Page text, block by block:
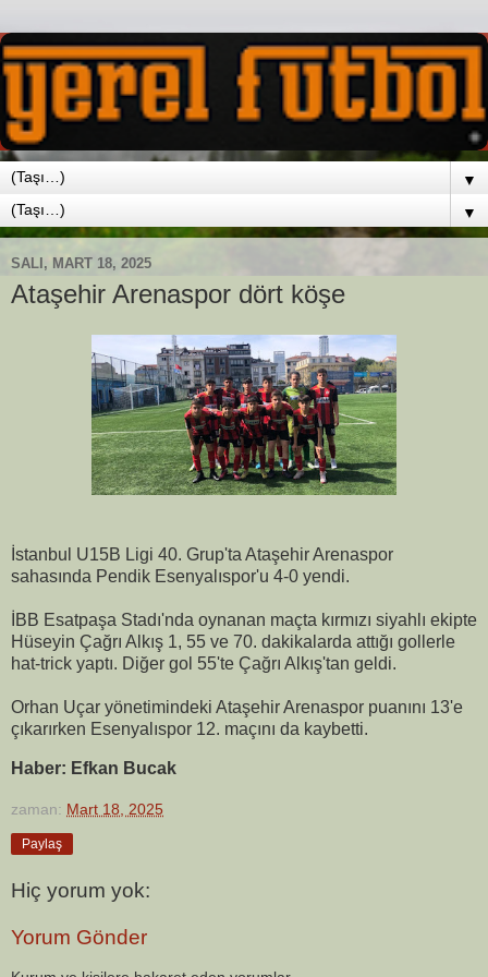
▼
▼
SALI, MART 18, 2025
Ataşehir Arenaspor dört köşe
İstanbul U15B Ligi 40. Grup'ta Ataşehir Arenaspor
sahasında Pendik Esenyalıspor'u 4-0 yendi.
İBB Esatpaşa Stadı'nda oynanan maçta kırmızı siyahlı ekipte
Hüseyin Çağrı Alkış 1, 55 ve 70. dakikalarda attığı gollerle
hat-trick yaptı. Diğer gol 55'te Çağrı Alkış'tan geldi.
Orhan Uçar yönetimindeki Ataşehir Arenaspor puanını 13'e
çıkarırken Esenyalıspor 12. maçını da kaybetti.
Haber: Efkan Bucak
zaman: Mart 18, 2025
Paylaş
Hiç yorum yok:
Yorum Gönder